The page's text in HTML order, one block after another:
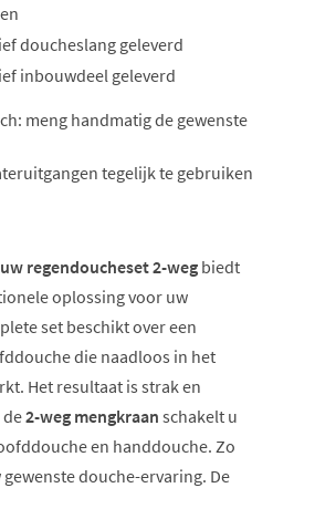
doucheslang geleverd
inbouwdeel geleverd
meng handmatig de gewenste
tegelijk te gebruiken
regendoucheset 2-weg biedt
oplossing voor uw
set beschikt over een
die naadloos in het
Het resultaat is strak en
de2-weg mengkraan schakelt u
en handdouche. Zo
douche-ervaring. De
door warm en koud